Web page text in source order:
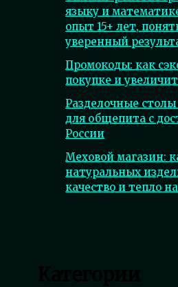
языку и
опыт 15+ лет,
уверенный
Промокоды: как
покупке и
Разделочные
для общепита с
России
Меховой магазин:
натуральных
качество и тепло